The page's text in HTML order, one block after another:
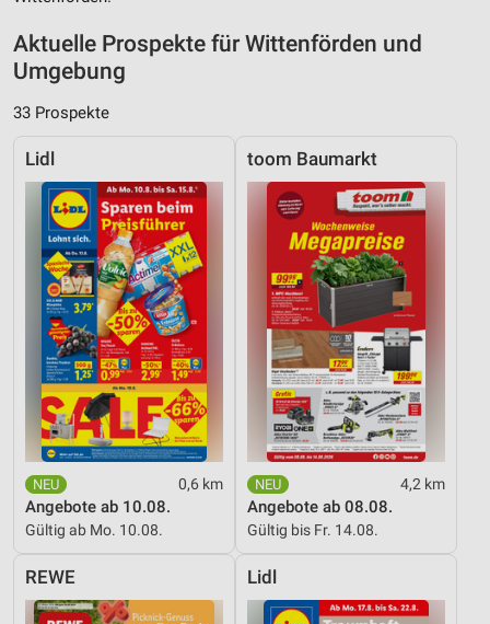
Aktuelle Prospekte für Wittenförden und
Umgebung
33 Prospekte
Lidl
0,6 km
Angebote ab 10.08.
Gültig ab Mo. 10.08.
toom Baumarkt
4,2 km
Angebote ab 08.08.
Gültig bis Fr. 14.08.
REWE Lidl